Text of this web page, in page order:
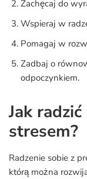
Zachęcaj do
Wspieraj w
Pomagaj w
Zadbaj o
odpoczynkiem.
Jak
stresem?
Radzenie sobie z
którą można